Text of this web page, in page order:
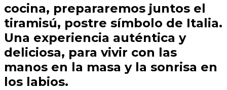
cocina, prepararemos juntos el
tiramisú, postre símbolo de Italia.
Una experiencia auténtica y
deliciosa, para vivir con las
manos en la masa y la sonrisa en
los labios.